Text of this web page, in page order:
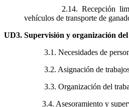
2.14. Recepción
vehículos de transporte de
UD3. Supervisión y organización
3.1. Necesidades de
3.2. Asignación de
3.3. Organización del
3.4. Asesoramiento y